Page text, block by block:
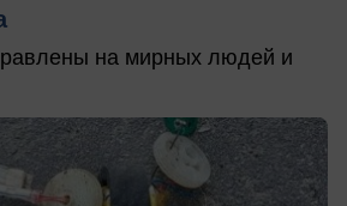
на мирных людей и